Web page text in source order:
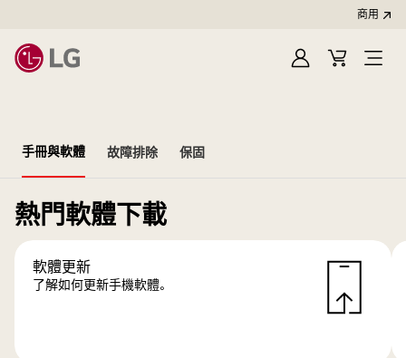
商用
登
購
開
手冊與軟體 故障排除 保固
熱門軟體下載
軟體更新
了解如何更新手機軟體。